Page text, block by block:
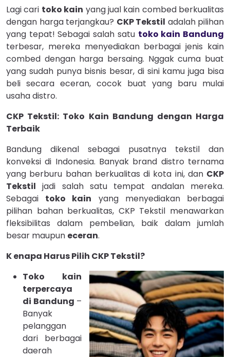
Lagi cari toko kain yang jual kain combed berkualitas
dengan harga terjangkau? CKP Tekstil adalah pilihan
yang tepat! Sebagai salah satu toko kain Bandung
terbesar, mereka menyediakan berbagai jenis kain
combed dengan harga bersaing. Nggak cuma buat
yang sudah punya bisnis besar, di sini kamu juga bisa
beli secara eceran, cocok buat yang baru mulai
usaha distro.
CKP Tekstil: Toko Kain Bandung dengan Harga
Terbaik
Bandung dikenal sebagai pusatnya tekstil dan
konveksi di Indonesia. Banyak brand distro ternama
yang berburu bahan berkualitas di kota ini, dan CKP
Tekstil jadi salah satu tempat andalan mereka.
Sebagai toko kain yang menyediakan berbagai
pilihan bahan berkualitas, CKP Tekstil menawarkan
fleksibilitas dalam pembelian, baik dalam jumlah
besar maupun eceran.
K enapa Harus Pilih CKP Tekstil?
Toko kain
terpercaya
di Bandung –
Banyak
pelanggan
dari berbagai
daerah